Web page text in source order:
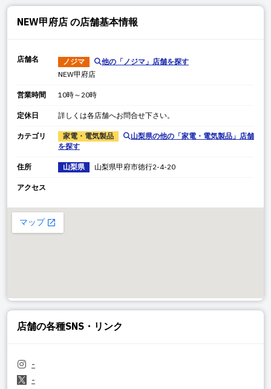
NEW甲府店 の店舗基本情報
店舗名 ノジマ 他の「 ノジマ 」店舗を探す
NEW甲府店
営業時間 10時～20時
定休日 詳しくは各店舗へお問合せ下さい。
カテゴリ 家電・電気製品 山梨県の他の「家電・電気製品 」店舗
を探す
住所 山梨県 山梨県甲府市徳行2-4-20
アクセス
店舗の各種SNS・リンク
-
-